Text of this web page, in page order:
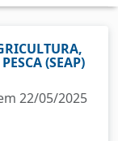
(SEAP)
22/05/2025